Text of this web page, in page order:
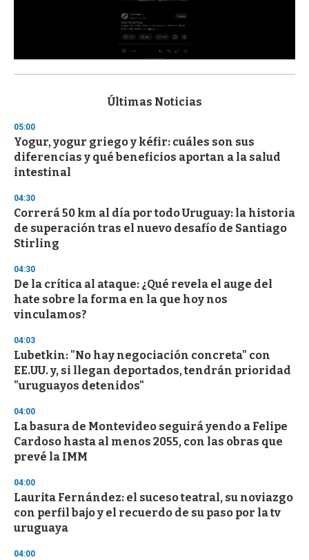
s
d
s
o
f
3
s
e
c
o
n
Últimas Noticias
05:00
Yogur, yogur griego y kéfir: cuáles son sus
diferencias y qué beneficios aportan a la salud
intestinal
04:30
Correrá 50 km al día por todo Uruguay: la historia
de superación tras el nuevo desafío de Santiago
Stirling
04:30
De la crítica al ataque: ¿Qué revela el auge del
hate sobre la forma en la que hoy nos
vinculamos?
04:03
Lubetkin: "No hay negociación concreta" con
EE.UU. y, si llegan deportados, tendrán prioridad
"uruguayos detenidos"
04:00
La basura de Montevideo seguirá yendo a Felipe
Cardoso hasta al menos 2055, con las obras que
prevé la IMM
04:00
Laurita Fernández: el suceso teatral, su noviazgo
con perfil bajo y el recuerdo de su paso por la tv
uruguaya
04:00